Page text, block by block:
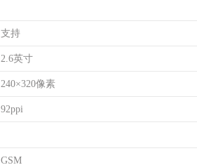
支持
2.6英寸
240×320像素
92ppi
GSM